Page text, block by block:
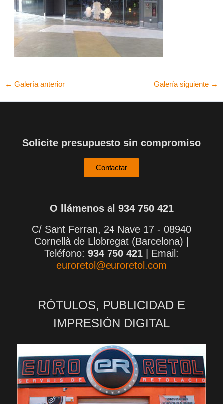
← Galería anterior Galería siguiente →
Solicite presupuesto sin compromiso
Contactar
O llámenos al 934 750 421
C/ Sant Ferran, 24 Nave 17 - 08940
Cornellà de Llobregat (Barcelona) |
Teléfono: 934 750 421 | Email:
euroretol@euroretol.com
RÓTULOS, PUBLICIDAD E
IMPRESIÓN DIGITAL